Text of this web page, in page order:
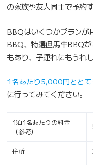
の家族や友人同士で予約
BBQはいくつかプランが
BBQ、特選但馬牛BBQ
もあり、子連れにもうれ
1名あたり5,000円ととて
に行ってみてください。
1泊1名あたりの料金
（参考）
住所